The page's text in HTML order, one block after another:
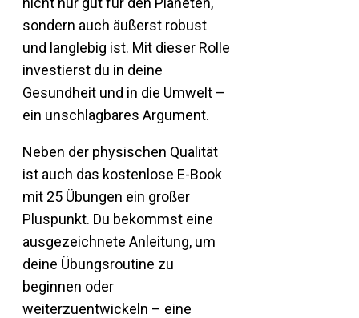
sondern auch äußerst robust
und langlebig ist. Mit dieser Rolle
investierst du in deine
Gesundheit und in die Umwelt –
ein unschlagbares Argument.
Neben der physischen Qualität
ist auch das kostenlose E-Book
mit 25 Übungen ein großer
Pluspunkt. Du bekommst eine
ausgezeichnete Anleitung, um
deine Übungsroutine zu
beginnen oder
weiterzuentwickeln – eine